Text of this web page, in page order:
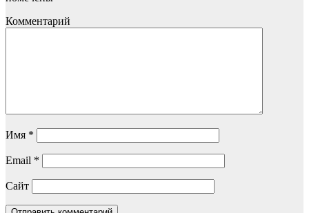
Комментарий
Имя *
Email *
Сайт